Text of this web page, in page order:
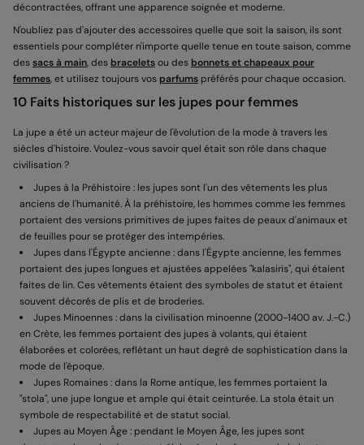
décontractées, offrant une apparence soignée et moderne.
N'oubliez pas d'ajouter des accessoires quelle que soit la saison, ils sont
essentiels pour compléter n'importe quelle tenue en toute saison, comme
dessacs à main, desbraceletsou desbonnets et chapeaux pour
femmes, et utilisez toujours vosparfums préférés pour chaque occasion.
10 Faits historiques sur les jupes pour femmes
La jupe a été un acteur majeur de l'évolution de la mode à travers les
siècles d'histoire. Voulez-vous savoir quel était son rôle dans chaque
civilisation ?
Jupes à la Préhistoire : les jupes sont l'un des vêtements les plus
anciens de l'humanité. À la préhistoire, les hommes comme les femmes
portaient des versions primitives de jupes faites de peaux d'animaux et
de feuilles pour se protéger des intempéries.
Jupes dans l'Égypte ancienne : dans l'Égypte ancienne, les femmes
portaient des jupes longues et ajustées appelées "kalasiris", qui étaient
faites de lin. Ces vêtements étaient des symboles de statut et étaient
souvent décorés de plis et de broderies.
Jupes Minoennes : dans la civilisation minoenne (2000-1400 av. J.-C.)
en Crète, les femmes portaient des jupes à volants, qui étaient
élaborées et colorées, reflétant un haut degré de sophistication dans la
mode de l'époque.
Jupes Romaines : dans la Rome antique, les femmes portaient la
"stola", une jupe longue et ample qui était ceinturée. La stola était un
symbole de respectabilité et de statut social.
Jupes au Moyen Âge : pendant le Moyen Âge, les jupes sont